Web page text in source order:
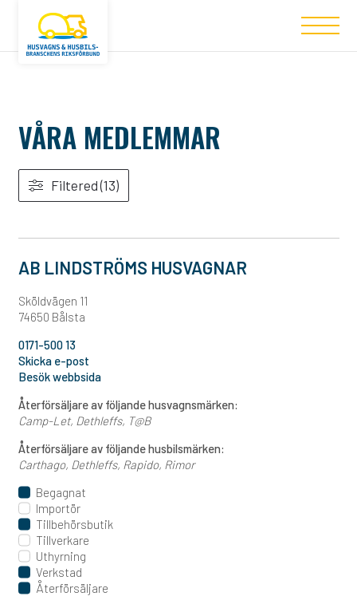
VÅRA MEDLEMMAR
Filtered (13)
AB LINDSTRÖMS HUSVAGNAR
Sköldvägen 11
74650 Bålsta
0171-500 13
Skicka e-post
Besök webbsida
Återförsäljare av följande husvagnsmärken:
Camp-Let Dethleffs T@B
Återförsäljare av följande husbilsmärken:
Carthago Dethleffs Rapido Rimor
Begagnat
Importör
Tillbehörsbutik
Tillverkare
Uthyrning
Verkstad
Återförsäljare